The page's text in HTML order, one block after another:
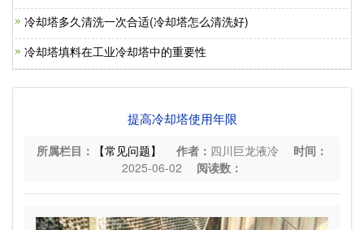
冷却塔多久清洗一次合适(冷却塔怎么清洗好)
冷却塔填料在工业冷却塔中的重要性
提高冷却塔使用年限
所属栏目： 【常见问题】 作者： 四川巨龙液冷
时间：
2025-06-02
阅读数：